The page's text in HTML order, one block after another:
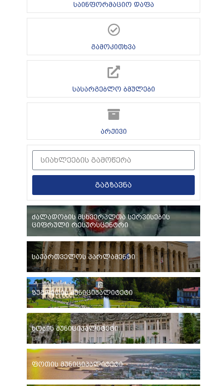
საინფორმაციო დაფა
გამოკითხვა
სასარგებლო ბმულები
არქივი
გაგზავნა
ძალადობის მსხვერპლთა სერვისების
ციფრული რესურსცენტრი
საქართველოს პარლამენტი
ზუგდიდის მუნიციპალიტეტი
ხობის მუნიციპალიტეტი
ფოთის მუნიციპალიტეტი